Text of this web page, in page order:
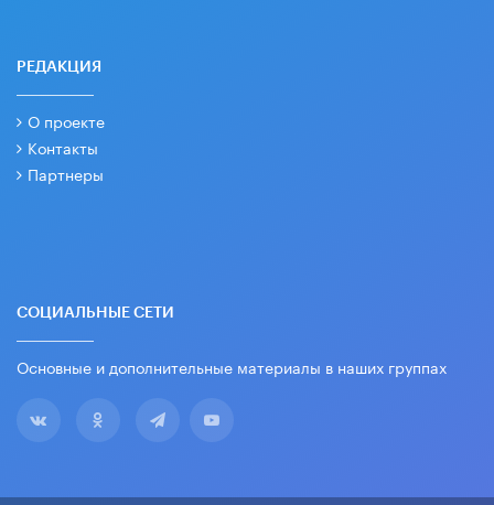
РЕДАКЦИЯ
О проекте
Контакты
Партнеры
СОЦИАЛЬНЫЕ СЕТИ
Основные и дополнительные материалы в наших группах